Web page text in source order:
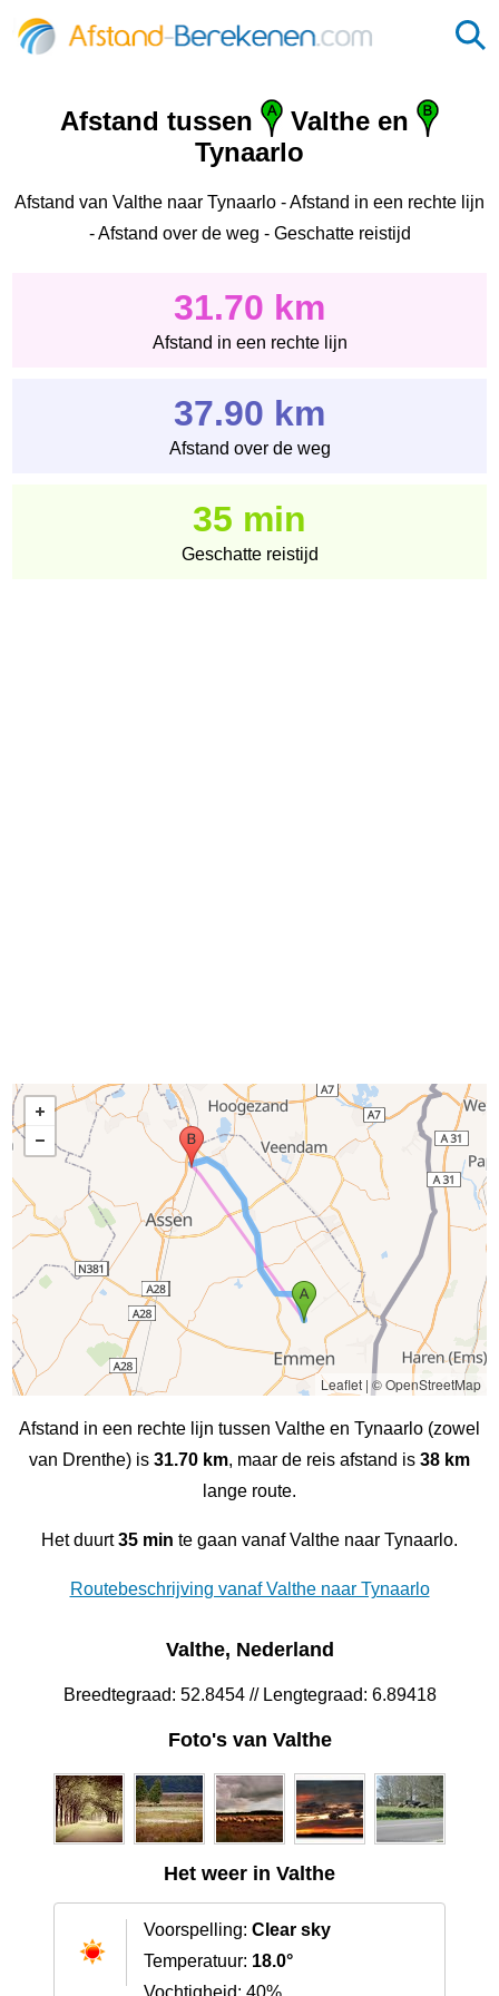
Afstand tussen
Valthe en
Tynaarlo
Afstand van Valthe naar Tynaarlo - Afstand in een rechte lijn
- Afstand over de weg - Geschatte reistijd
31.70 km
Afstand in een rechte lijn
37.90 km
Afstand over de weg
35 min
Geschatte reistijd
Leaflet|© OpenStreetMap
Afstand in een rechte lijn tussen Valthe en Tynaarlo (zowel
van Drenthe) is 31.70 km, maar de reis afstand is 38 km
lange route.
Het duurt35 min te gaan vanaf Valthe naar Tynaarlo.
Routebeschrijving vanaf Valthe naar Tynaarlo
Valthe, Nederland
Breedtegraad: 52.8454 // Lengtegraad: 6.89418
Foto's van Valthe
Het weer in Valthe
Voorspelling: Clear sky
Temperatuur: 18.0°